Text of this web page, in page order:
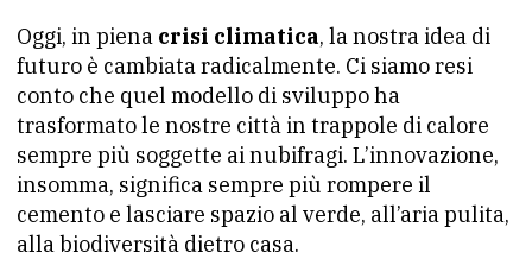
Oggi, in piena crisi climatica, la nostra idea di
futuro è cambiata radicalmente. Ci siamo resi
conto che quel modello di sviluppo ha
trasformato le nostre città in trappole di calore
sempre più soggette ai nubifragi. L’innovazione,
insomma, significa sempre più rompere il
cemento e lasciare spazio al verde, all’aria pulita,
alla biodiversità dietro casa.